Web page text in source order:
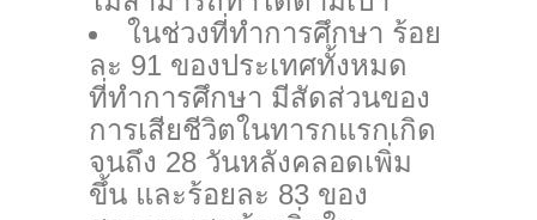
ในช่วงที่ทำการศึกษา ร้อย
ละ 91 ของประเทศทั้งหมด
ที่ทำการศึกษา มีสัดส่วนของ
การเสียชีวิตในทารกแรกเกิด
จนถึง 28 วันหลังคลอดเพิ่ม
ขึ้น และร้อยละ 83 ของ